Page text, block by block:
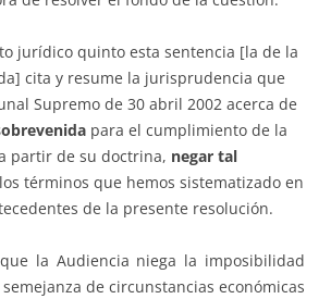
jurídico quinto esta sentencia [la de la
cita y resume la jurisprudencia que
Supremo de 30 abril 2002 acerca de
para el cumplimiento de la
partir de su doctrina, negar tal
términos que hemos sistematizado en
de la presente resolución.
la Audiencia niega la imposibilidad
de circunstancias económicas